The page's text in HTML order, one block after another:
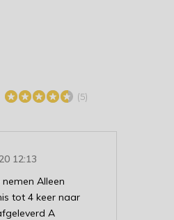
(5)
12:13
Alleen
tot 4 keer naar
A